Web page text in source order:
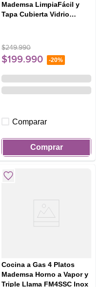
Mademsa LimpiaFácil y
Tapa Cubierta Vidrio
$249.990
$199.990 -20%
Comparar
Comprar
Cocina a Gas 4 Platos
Mademsa Horno a Vapor y
Triple Llama FM4SSC Inox